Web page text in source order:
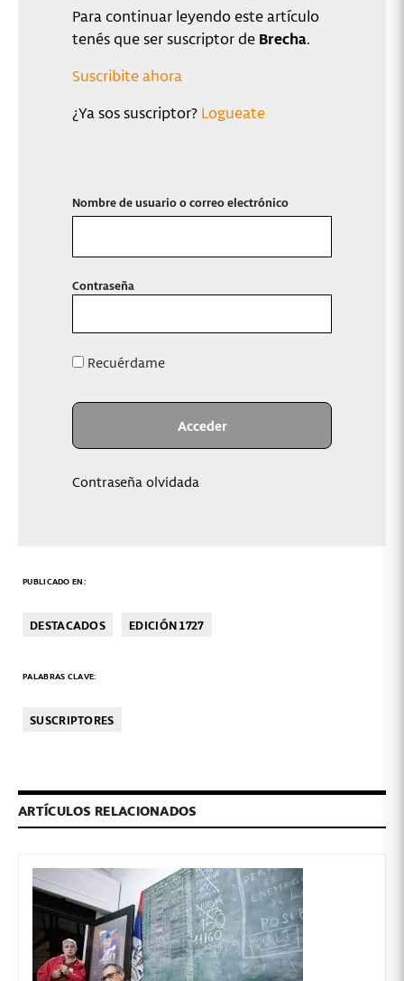
Para continuar leyendo este artículo
tenés que ser suscriptor de Brecha.
Suscribite ahora
¿Ya sos suscriptor? Logueate
Nombre de usuario o correo electrónico
Contraseña
Recuérdame
Contraseña olvidada
PUBLICADO EN:
DESTACADOS EDICIÓN 1727
PALABRAS CLAVE:
SUSCRIPTORES
ARTÍCULOS RELACIONADOS